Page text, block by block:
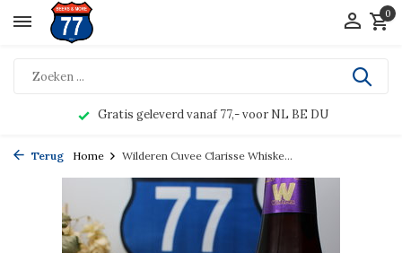
0
Gratis geleverd vanaf 77,- voor NL BE DU
Terug Home Wilderen Cuvee Clarisse Whiske...